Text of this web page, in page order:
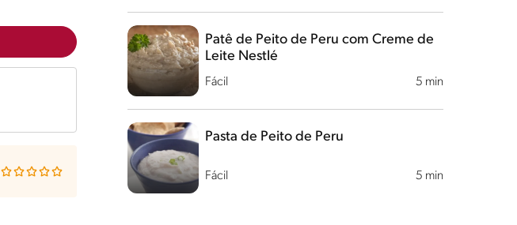
Fácil 5 min
Patê de Peito de Peru com Creme de
Leite Nestlé
Fácil 5 min
Pasta de Peito de Peru